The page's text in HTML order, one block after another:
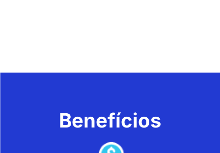
Benefícios